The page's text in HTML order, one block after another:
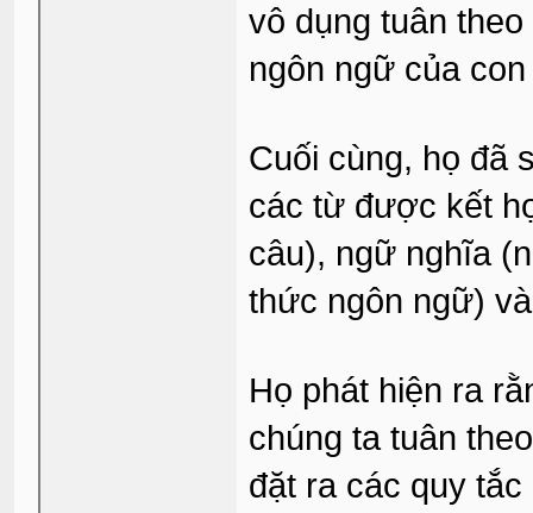
vô dụng tuân
ngôn ngữ của
Cuối cùng, họ đã
các từ được kết
câu), ngữ nghĩa
thức ngôn ngữ)
Họ phát hiện ra
chúng ta tuân
đặt ra các quy